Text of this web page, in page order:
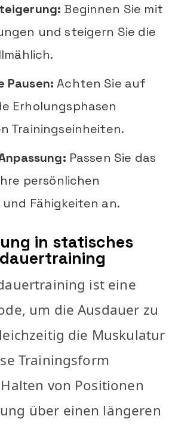
Beginnen Sie mit
und steigern Sie die
Pausen: Achten Sie auf
Erholungsphasen
Trainingseinheiten.
Passen Sie das
persönlichen
Fähigkeiten an.
in statisches
ist eine
um die Ausdauer zu
die Muskulatur
Trainingsform
von Positionen
über einen längeren